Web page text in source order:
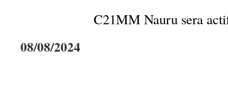
C21MM Nauru sera
08/08/2024